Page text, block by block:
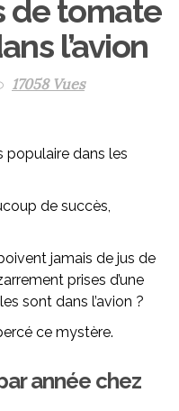
de tomate
l’avion
17058 Vues
populaire dans les
de succès,
jamais de jus de
prises d’une
sont dans l’avion ?
ce mystère.
année chez